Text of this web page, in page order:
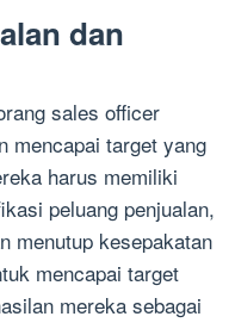
dan
sales officer
mencapai target yang
harus memiliki
peluang penjualan,
menutup kesepakatan
mencapai target
mereka sebagai